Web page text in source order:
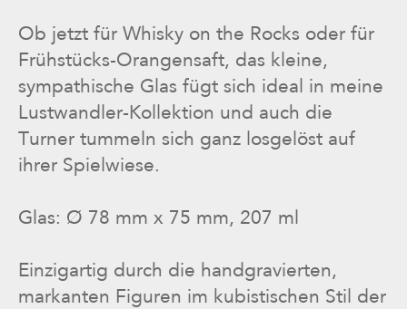
Ob jetzt für Whisky on the Rocks oder für
Frühstücks-Orangensaft, das kleine,
sympathische Glas fügt sich ideal in meine
Lustwandler-Kollektion und auch die
Turner tummeln sich ganz losgelöst auf
ihrer Spielwiese.
Glas: Ø 78 mm x 75 mm, 207 ml
Einzigartig durch die handgravierten,
markanten Figuren im kubistischen Stil der